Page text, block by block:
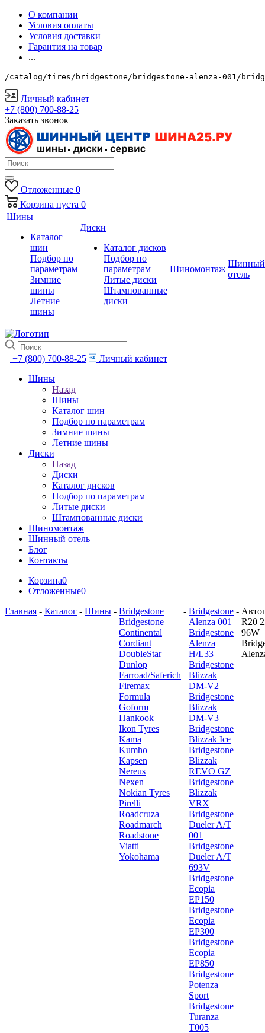
О компании
Условия оплаты
Условия доставки
Гарантия на товар
...
/catalog/tires/bridgestone/bridgestone-alenza-001/
Личный кабинет
+7 (800) 700-88-25
Заказать звонок
Отложенные 0
Корзина пуста 0
Шины
Каталог
шин
Подбор по
параметрам
Зимние
шины
Летние
шины
Диски
Каталог дисков
Подбор по
параметрам
Литые диски
Штампованные
диски
Шиномонтаж
Шинный
отель
+7 (800) 700-88-25
Личный кабинет
Шины
Назад
Шины
Каталог шин
Подбор по параметрам
Зимние шины
Летние шины
Диски
Назад
Диски
Каталог дисков
Подбор по параметрам
Литые диски
Штампованные диски
Шиномонтаж
Шинный отель
Блог
Контакты
Корзина0
Отложенные0
Главная - Каталог - Шины - Bridgestone
Bridgestone
Continental
Cordiant
DoubleStar
Dunlop
Farroad/Saferich
Firemax
Formula
Goform
Hankook
Ikon Tyres
Kama
Kumho
Kapsen
Nereus
Nexen
Nokian Tyres
Pirelli
Roadcruza
Roadmarch
Roadstone
Viatti
Yokohama
- Bridgestone
Alenza 001
Bridgestone
Alenza
H/L33
Bridgestone
Blizzak
DM-V2
Bridgestone
Blizzak
DM-V3
Bridgestone
Blizzak Ice
Bridgestone
Blizzak
REVO GZ
Bridgestone
Blizzak
VRX
Bridgestone
Dueler A/T
001
Bridgestone
Dueler A/T
693V
Bridgestone
Ecopia
EP150
Bridgestone
Ecopia
EP300
Bridgestone
Ecopia
EP850
Bridgestone
Potenza
Sport
Bridgestone
Turanza
T005
-
R20
96W